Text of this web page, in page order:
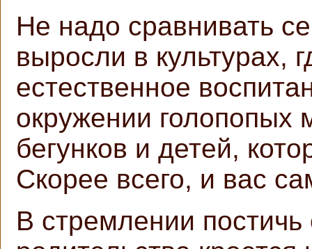
Не надо сравнивать
выросли в культурах,
естественное
окружении голопопых
бегунков и детей,
Скорее всего, и вас
В стремлении постичь